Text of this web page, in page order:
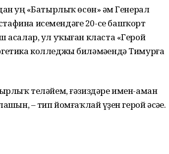
һуң «Батырлыҡ өсөн» һәм Генерал
исемендәге 20-се башҡорт
асалар, ул уҡыған класта «Герой
колледжы биләмәһендә Тимурға
теләйем, ғәзиздәре имен-аман
– тип йомғаҡлай һүҙен герой әсәһе.